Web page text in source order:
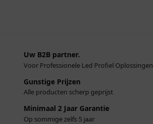
Uw B2B partner.
Voor Professionele Led Profiel Oplossingen
Gunstige Prijzen
Alle producten scherp geprijst
Minimaal 2 Jaar Garantie
Op sommige zelfs 5 jaar